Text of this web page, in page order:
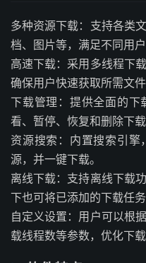
多种资源下载：支持各类
档、图片等，满足不同用户
高速下载：采用多线程下
确保用户快速获取所需文件
下载管理：提供全面的
看、暂停、恢复和删除下载
资源搜索：内置搜索引擎
源，并一键下载。
离线下载：支持离线下载
下也可将已添加的下载任
自定义设置：用户可以根
载线程数等参数，优化下载